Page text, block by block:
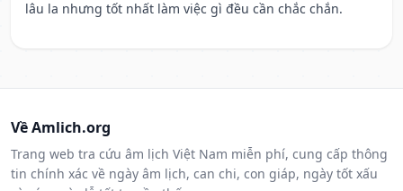
lâu la nhưng tốt nhất làm việc gì đều cần chắc chắn.
Về Amlich.org
Trang web tra cứu âm lịch Việt Nam miễn phí, cung cấp thông
tin chính xác về ngày âm lịch, can chi, con giáp, ngày tốt xấu